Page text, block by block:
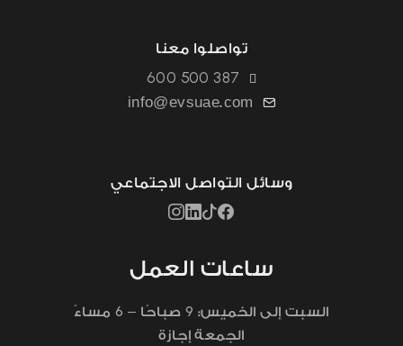
تواصلوا معنا
600 500 387
info@evsuae.com
وسائل التواصل الاجتماعي
ساعات العمل
السبت إلى الخميس: 9صباحًا – 6مساءً
الجمعة إجازة